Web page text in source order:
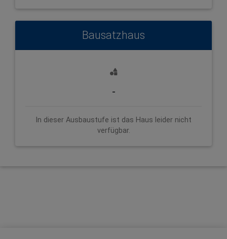
Bausatzhaus
-
In dieser Ausbaustufe ist das Haus leider nicht
verfügbar.